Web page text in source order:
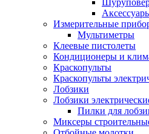
Измерительные
Мультиметры
Клеевые пистолеты
Кондиционеры и
Краскопульты
Краскопульты
Лобзики
Лобзики
Пилки для
Миксеры